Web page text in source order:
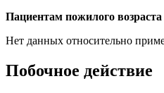
Пациентам пожилого возраста
Нет данных относительно
Побочное действие